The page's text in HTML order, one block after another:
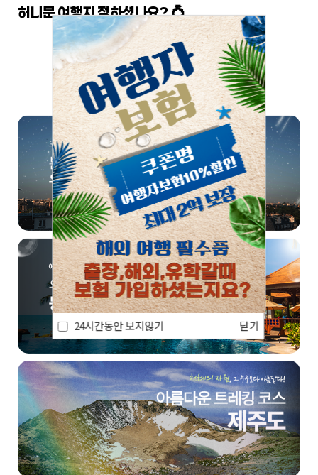
24시간동안 보지않기 닫기
허니문 여행지 정하셨나요? 💍
쏠쏠한 정보, 한번 더! 📣